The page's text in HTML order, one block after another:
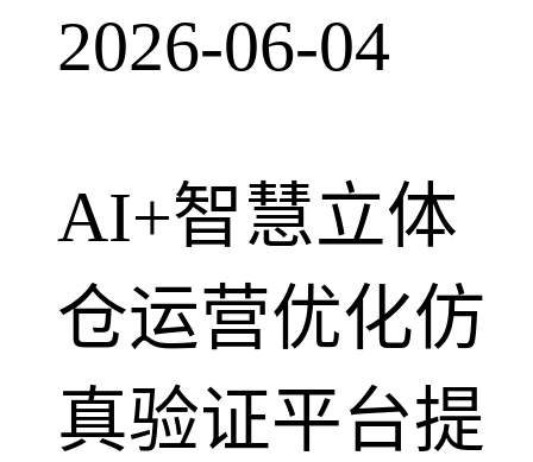
2026-06-04
AI+智慧立体
仓运营优化仿
真验证平台提